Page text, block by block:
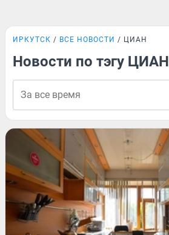
ИРКУТСК ВСЕ НОВОСТИ ЦИАН
Новости по тэгу ЦИАН